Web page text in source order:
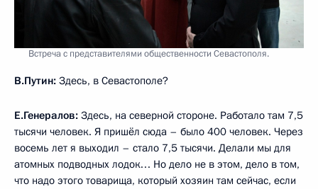
Встреча с представителями общественности Севастополя.
В.Путин: Здесь, в Севастополе?
Е.Генералов: Здесь, на северной стороне. Работало там 7,5
тысячи человек. Я пришёл сюда – было 400 человек. Через
восемь лет я выходил – стало 7,5 тысячи. Делали мы для
атомных подводных лодок… Но дело не в этом, дело в том,
что надо этого товарища, который хозяин там сейчас, если